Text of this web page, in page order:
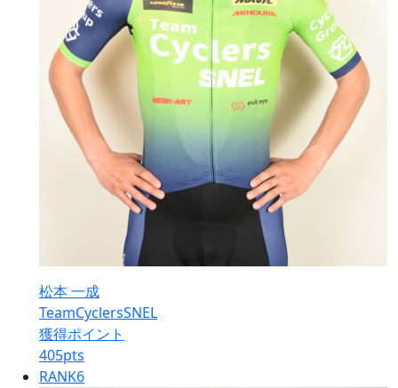
松本 一成
TeamCyclersSNEL
獲得ポイント
405pts
RANK6